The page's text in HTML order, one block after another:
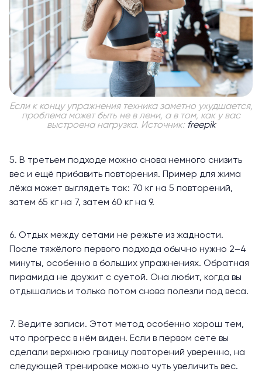
Если к концу упражнения техника заметно ухудшается,
проблема может быть не в лени, а в том, как у вас
выстроена нагрузка. Источник: freepik
5. В третьем подходе можно снова немного снизить
вес и ещё прибавить повторения. Пример для жима
лёжа может выглядеть так: 70 кг на 5 повторений,
затем 65 кг на 7, затем 60 кг на 9.
6. Отдых между сетами не режьте из жадности.
После тяжёлого первого подхода обычно нужно 2–4
минуты, особенно в больших упражнениях. Обратная
пирамида не дружит с суетой. Она любит, когда вы
отдышались и только потом снова полезли под веса.
7. Ведите записи. Этот метод особенно хорош тем,
что прогресс в нём виден. Если в первом сете вы
сделали верхнюю границу повторений уверенно, на
следующей тренировке можно чуть увеличить вес.